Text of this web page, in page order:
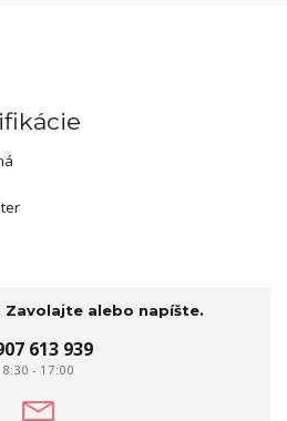
Zavolajte alebo napíšte.
613 939
8:30 - 17:00